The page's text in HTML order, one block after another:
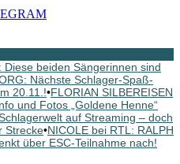
Diese beiden Sängerinnen sind
Nächste Schlager-Spaß-
20.11.!•FLORIAN SILBEREISEN
und Fotos „Goldene Henne“
auf Streaming – doch
Strecke•NICOLE bei RTL: RALPH
über ESC-Teilnahme nach!